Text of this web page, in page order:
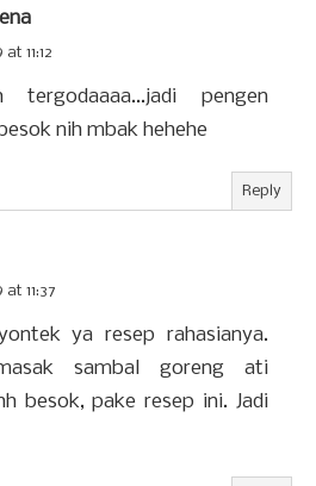
11:12
tergodaaaa...jadi pengen
nih mbak hehehe
Reply
11:37
ya resep rahasianya.
sambal goreng ati
besok, pake resep ini. Jadi